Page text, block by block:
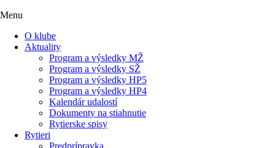
Menu
O klube
Aktuality
Program a výsledky MŽ
Program a výsledky SŽ
Program a výsledky HP5
Program a výsledky HP4
Kalendár udalostí
Dokumenty na stiahnutie
Rytierske spisy
Rytieri
Predprípravka